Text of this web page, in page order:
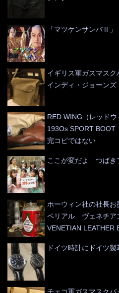
「マツケンサンバⅡ
イギリス軍ガスマス
インディ・ジョーンズ
RED WING（レッド
193Os SPORT
完コピではない
ここが変だよ つばき
ホーウィン社の社長
ペリアル ヴェネチ
VENETIAN LEATHER
ドイツ時計にドイツ